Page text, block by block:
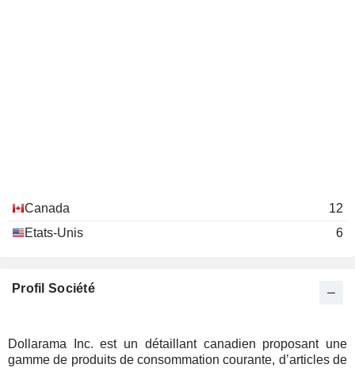
Canada
12
Etats-Unis
6
Profil Société
Dollarama Inc. est un détaillant canadien proposant une
gamme de produits de consommation courante, d’articles de